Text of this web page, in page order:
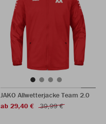
JAKO Allwetterjacke Team 2.0
ab 29,40 €
39,99 €